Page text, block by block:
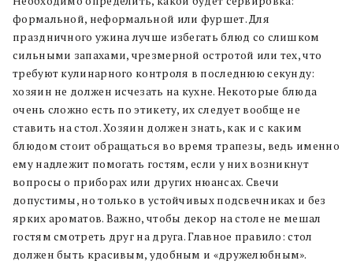
формальной, неформальной или фуршет. Для
праздничного ужина лучше избегать блюд со слишком
сильными запахами, чрезмерной остротой или тех, что
требуют кулинарного контроля в последнюю секунду:
хозяин не должен исчезать на кухне. Некоторые блюда
очень сложно есть по этикету, их следует вообще не
ставить на стол. Хозяин должен знать, как и с каким
блюдом стоит обращаться во время трапезы, ведь именно
ему надлежит помогать гостям, если у них возникнут
вопросы о приборах или других нюансах. Свечи
допустимы, но только в устойчивых подсвечниках и без
ярких ароматов. Важно, чтобы декор на столе не мешал
гостям смотреть друг на друга. Главное правило: стол
должен быть красивым, удобным и «дружелюбным».